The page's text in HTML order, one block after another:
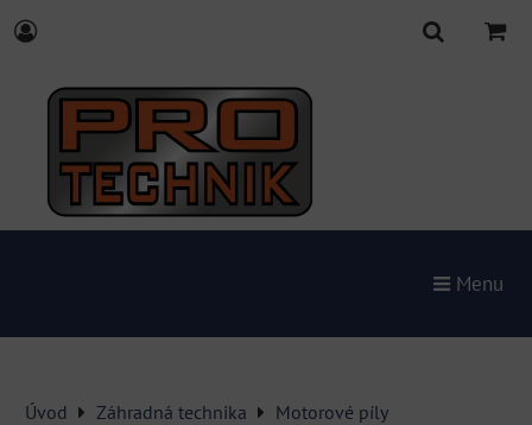
Menu
Úvod Záhradná technika Motorové píly